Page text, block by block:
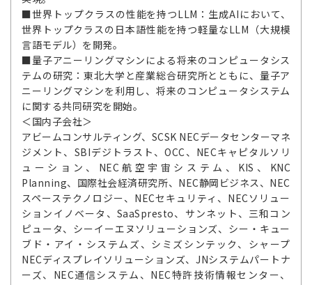
■世界トップクラスの性能を持つLLM：生成AIにおいて、
世界トップクラスの日本語性能を持つ軽量なLLM（大規模
言語モデル）を開発。
■量子アニーリングマシンによる将来のコンピュータシス
テムの研究：東北大学と産業総合研究所とともに、量子ア
ニーリングマシンを利用し、将来のコンピュータシステム
に関する共同研究を開始。
＜国内子会社＞
アビームコンサルティング、SCSK NECデータセンターマネ
ジメント、SBIデジトラスト、OCC、NECキャピタルソリ
ューション、NEC航空宇宙システム、KIS、KNC
Planning、国際社会経済研究所、NEC静岡ビジネス、NEC
スペーステクノロジー、NECセキュリティ、NECソリュー
ションイノベータ、SaaSpresto、サンネット、三和コン
ピュータ、シーイーエヌソリューションズ、シー・キュー
ブド・アイ・システムズ、シミズシンテック、シャープ
NECディスプレイソリューションズ、JNシステムパートナ
ーズ、NEC通信システム、NEC特許技術情報センター、